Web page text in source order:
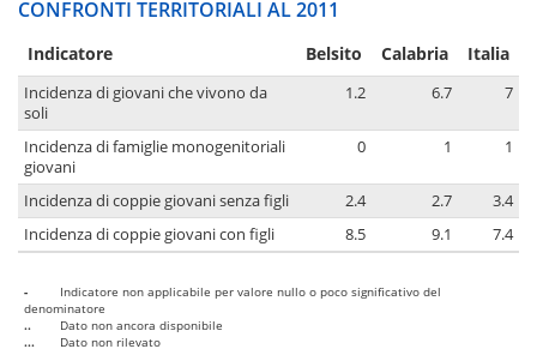
CONFRONTI TERRITORIALI AL 2011
Indicatore Belsito Calabria Italia
Incidenza di giovani che vivono da
soli
1.2 6.7 7
Incidenza di famiglie monogenitoriali
giovani
0 1 1
Incidenza di coppie giovani senza figli 2.4 2.7
3.4
Incidenza di coppie giovani con figli
8.5 9.1 7.4
-
Indicatore non applicabile per valore nullo o poco significativo del
denominatore
..
Dato non ancora disponibile
...
Dato non rilevato